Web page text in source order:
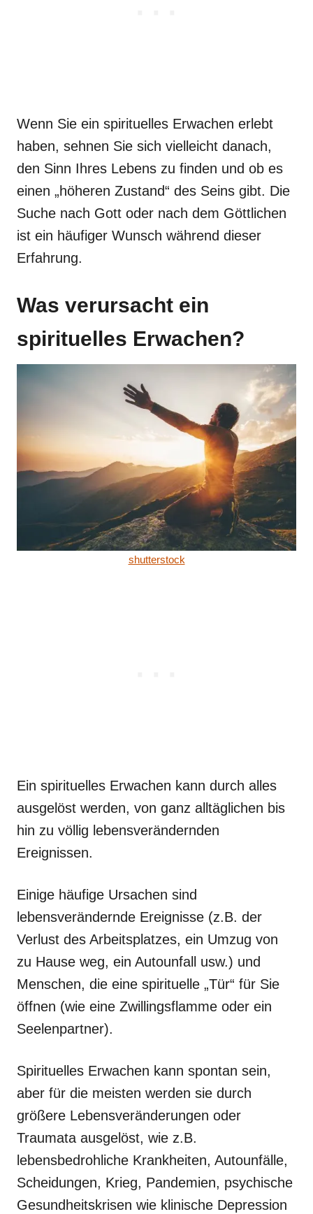
Wenn Sie ein spirituelles Erwachen erlebt
haben, sehnen Sie sich vielleicht danach,
den Sinn Ihres Lebens zu finden und ob es
einen „höheren Zustand“ des Seins gibt. Die
Suche nach Gott oder nach dem Göttlichen
ist ein häufiger Wunsch während dieser
Erfahrung.
Was verursacht ein
spirituelles Erwachen?
shutterstock
Ein spirituelles Erwachen kann durch alles
ausgelöst werden, von ganz alltäglichen bis
hin zu völlig lebensverändernden
Ereignissen.
Einige häufige Ursachen sind
lebensverändernde Ereignisse (z.B. der
Verlust des Arbeitsplatzes, ein Umzug von
zu Hause weg, ein Autounfall usw.) und
Menschen, die eine spirituelle „Tür“ für Sie
öffnen (wie eine Zwillingsflamme oder ein
Seelenpartner).
Spirituelles Erwachen kann spontan sein,
aber für die meisten werden sie durch
größere Lebensveränderungen oder
Traumata ausgelöst, wie z.B.
lebensbedrohliche Krankheiten, Autounfälle,
Scheidungen, Krieg, Pandemien, psychische
Gesundheitskrisen wie klinische Depression